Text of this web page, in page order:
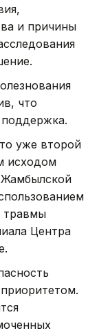
и причины
что
поддержка.
уже второй
исходом
Жамбылской
травмы
Центра